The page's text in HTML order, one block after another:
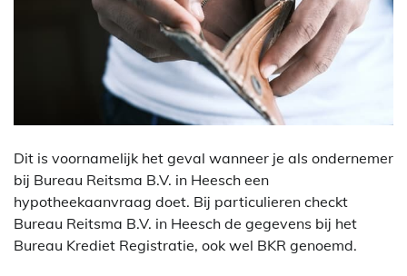
Dit is voornamelijk het geval wanneer je als ondernemer
bij Bureau Reitsma B.V. in Heesch een
hypotheekaanvraag doet. Bij particulieren checkt
Bureau Reitsma B.V. in Heesch de gegevens bij het
Bureau Krediet Registratie, ook wel BKR genoemd.